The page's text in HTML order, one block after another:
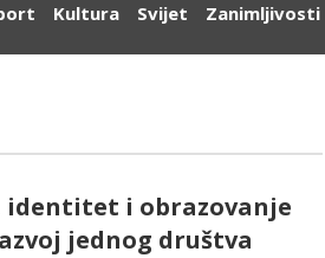
Kultura Svijet Zanimljivosti
identitet i obrazovanje
jednog društva